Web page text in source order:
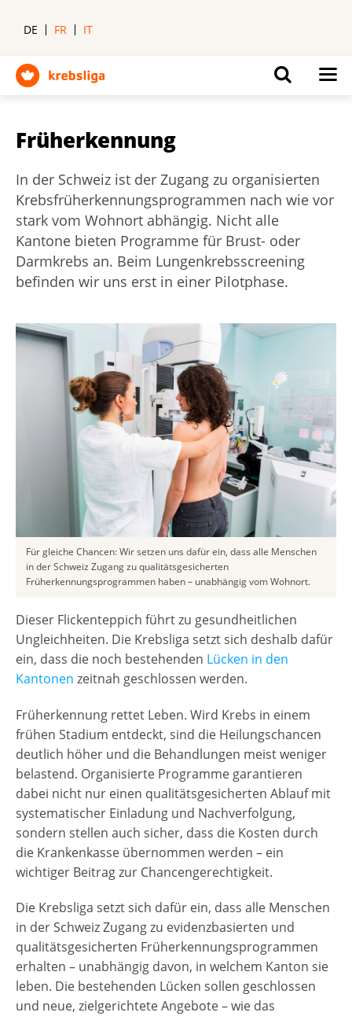
DE FR IT
Früherkennung
In der Schweiz ist der Zugang zu organisierten
Krebsfrüherkennungsprogrammen nach wie vor
stark vom Wohnort abhängig. Nicht alle
Kantone bieten Programme für Brust- oder
Darmkrebs an. Beim Lungenkrebsscreening
befinden wir uns erst in einer Pilotphase.
Für gleiche Chancen: Wir setzen uns dafür ein, dass alle Menschen
in der Schweiz Zugang zu qualitätsgesicherten
Früherkennungsprogrammen haben – unabhängig vom Wohnort.
Dieser Flickenteppich führt zu gesundheitlichen
Ungleichheiten. Die Krebsliga setzt sich deshalb dafür
ein, dass die noch bestehenden Lücken in den
Kantonen zeitnah geschlossen werden.
Früherkennung rettet Leben. Wird Krebs in einem
frühen Stadium entdeckt, sind die Heilungschancen
deutlich höher und die Behandlungen meist weniger
belastend. Organisierte Programme garantieren
dabei nicht nur einen qualitätsgesicherten Ablauf mit
systematischer Einladung und Nachverfolgung,
sondern stellen auch sicher, dass die Kosten durch
die Krankenkasse übernommen werden – ein
wichtiger Beitrag zur Chancengerechtigkeit.
Die Krebsliga setzt sich dafür ein, dass alle Menschen
in der Schweiz Zugang zu evidenzbasierten und
qualitätsgesicherten Früherkennungsprogrammen
erhalten – unabhängig davon, in welchem Kanton sie
leben. Die bestehenden Lücken sollen geschlossen
und neue, zielgerichtete Angebote – wie das